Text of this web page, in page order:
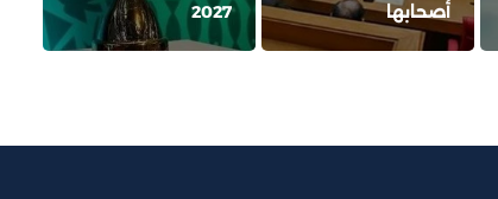
أصحابها
2027